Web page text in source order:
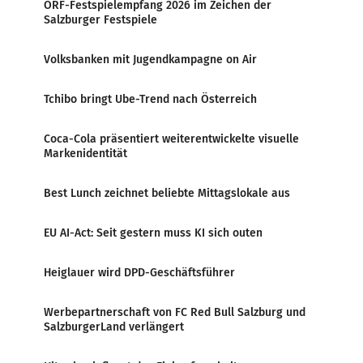
ORF-Festspielempfang 2026 im Zeichen der
Salzburger Festspiele
Volksbanken mit Jugendkampagne on Air
Tchibo bringt Ube-Trend nach Österreich
Coca-Cola präsentiert weiterentwickelte visuelle
Markenidentität
Best Lunch zeichnet beliebte Mittagslokale aus
EU AI-Act: Seit gestern muss KI sich outen
Heiglauer wird DPD-Geschäftsführer
Werbepartnerschaft von FC Red Bull Salzburg und
SalzburgerLand verlängert